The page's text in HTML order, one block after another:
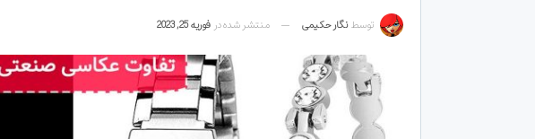
توسط نگار حکیمی منتشر شده در فوریه 25, 2023